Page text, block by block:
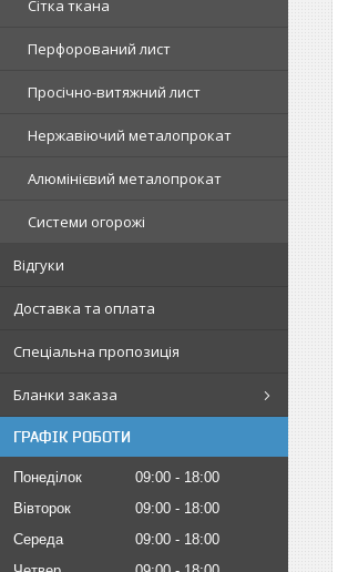
Сітка ткана
Перфорований лист
Просічно-витяжний лист
Нержавіючий металопрокат
Алюмінієвий металопрокат
Системи огорожі
Відгуки
Доставка та оплата
Спеціальна пропозиція
Бланки заказа
ГРАФІК РОБОТИ
Понеділок 09:00
18:00
Вівторок
09:00
18:00
Середа
09:00
18:00